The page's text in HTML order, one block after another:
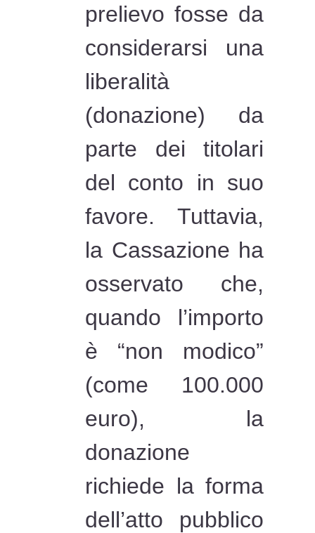
prelievo fosse da
considerarsi una
liberalità
(donazione) da
parte dei titolari
del conto in suo
favore. Tuttavia,
la Cassazione ha
osservato che,
quando l’importo
è “non modico”
(come 100.000
euro), la
donazione
richiede la forma
dell’atto pubblico